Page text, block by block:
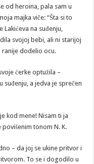
od heroina, pala sam u
majka viče: “Šta si to
Lakićeva na suđenju,
svojoj bebi, ali ni starijoj
ranije dodelio ocu.
ćerke optužila –
suđenju, a jedva je sprečen
kod mene! Nisam ti ja
tonom N. K.
– da joj se ukine pritvor i
To se i dogodilo u